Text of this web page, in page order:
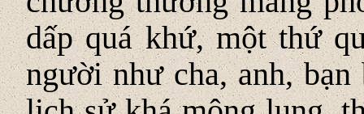
dấp quá khứ, một thứ
người như cha, anh,